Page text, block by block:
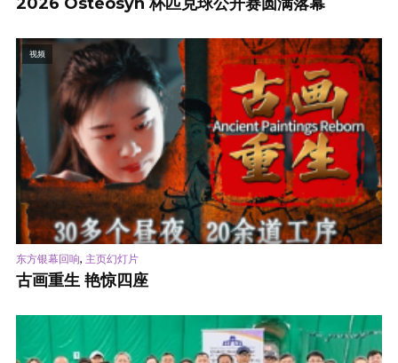
视频
东方银幕回响, 主页幻灯片
古画重生 艳惊四座